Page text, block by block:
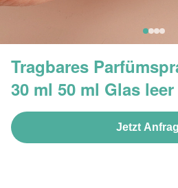
Tragbares
30 ml 50 ml Glas
Jetzt